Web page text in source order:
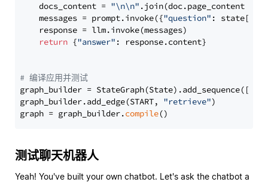
    docs_content =
"\n\n" .join(doc.page_content
    messages = prompt.invoke({
"question" : state[
    response = llm.invoke(messages)
return {"answer" : response.content}
# 编译应用并测试
graph_builder =
graph_builder.add_edge(START, "retrieve")
graph = graph_builder.compile
测试聊天机器人
Yeah! You've built your own chatbot. Let's ask the chatbot a